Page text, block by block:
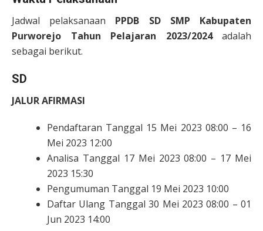
Jadwal pelaksanaan PPDB SD SMP Kabupaten
Purworejo Tahun Pelajaran 2023/2024adalah
sebagai berikut.
SD
JALUR AFIRMASI
Pendaftaran Tanggal 15 Mei 2023 08:00 – 16
Mei 2023 12:00
Analisa Tanggal 17 Mei 2023 08:00 – 17 Mei
2023 15:30
Pengumuman Tanggal 19 Mei 2023 10:00
Daftar Ulang Tanggal 30 Mei 2023 08:00 – 01
Jun 2023 14:00